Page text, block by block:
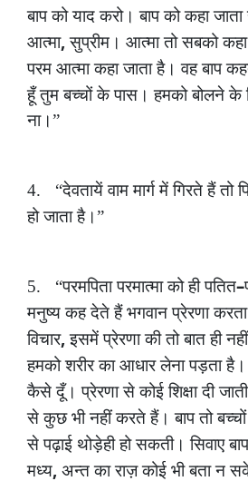
बाप को याद करो। बाप को कहा जाता
आत्मा,सुप्रीम। आत्मा तो सबको कहा
परम आत्मा कहा जाता है। वह बाप
हूँ तुम बच्चों के पास। हमको बोलने के
ना।”
4. “देवतायें वाम मार्ग में गिरते हैं तो
हो जाता है।”
5. “परमपिता परमात्मा को ही पतित–
मनुष्य कह देते हैं भगवान प्रेरणा करता
विचार,इसमें प्रेरणा की तो बात ही
हमको शरीर का आधार लेना पड़ता है।
कैसे दूँ। प्रेरणा से कोई शिक्षा दी जाती
से कुछ भी नहीं करते हैं। बाप तो बच्चों
से पढ़ाई थोड़ेही हो सकती। सिवाए बाप
मध्य, अन्त का राज़ कोई भी बता न